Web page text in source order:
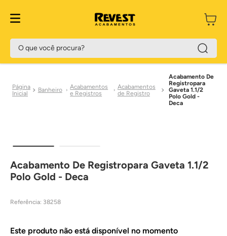
O que você procura?
Banheiro
Acabamentos
e Registros
Acabamentos
de Registro
Acabamento De
Registropara
Gaveta 1.1/2
Polo Gold -
Deca
Acabamento De Registropara Gaveta 1.1/2
Polo Gold - Deca
Referência: 38258
Este produto não está disponível no momento